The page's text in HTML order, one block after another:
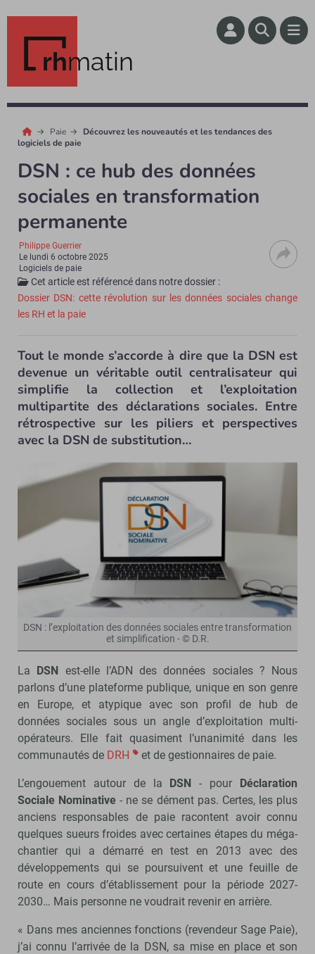
rhmatin
Paie
Découvrez les nouveautés et les tendances des
logiciels de paie
DSN : ce hub des données
sociales en transformation
permanente
Philippe Guerrier
Le lundi 6 octobre 2025
Logiciels de paie
Cet article est référencé dans notre dossier :
Dossier DSN: cette révolution sur les données sociales change
les RH et la paie
Tout le monde s’accorde à dire que la DSN est
devenue un véritable outil centralisateur qui
simplifie la collection et l’exploitation
multipartite des déclarations sociales. Entre
rétrospective sur les piliers et perspectives
avec la DSN de substitution…
DSN : l’exploitation des données sociales entre transformation
et simplification - © D.R.
La DSN est-elle l’ADN des données sociales ? Nous
parlons d’une plateforme publique, unique en son genre
en Europe, et atypique avec son profil de hub de
données sociales sous un angle d’exploitation multi-
opérateurs. Elle fait quasiment l’unanimité dans les
communautés de DRH et de gestionnaires de paie.
L’engouement autour de la DSN - pour Déclaration
Sociale Nominative - ne se dément pas. Certes, les plus
anciens responsables de paie racontent avoir connu
quelques sueurs froides avec certaines étapes du méga-
chantier qui a démarré en test en 2013 avec des
développements qui se poursuivent et une feuille de
route en cours d’établissement pour la période 2027-
2030… Mais personne ne voudrait revenir en arrière.
« Dans mes anciennes fonctions (revendeur Sage Paie),
j’ai connu l’arrivée de la DSN, sa mise en place et son